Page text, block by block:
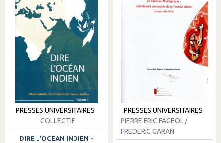
PRESSES UNIVERSITAIRES
COLLECTIF
DIRE L'OCEAN INDIEN -
PRESSES UNIVERSITAIRES
PIERRE ERIC FAGEOL /
FREDERIC GARAN